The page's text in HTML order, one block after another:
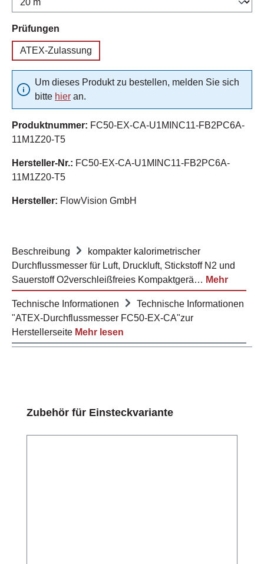
Prüfungen
ATEX-Zulassung
Um dieses Produkt zu bestellen, melden Sie sich
bitte hier an.
Produktnummer: FC50-EX-CA-U1MINC11-FB2PC6A-
11M1Z20-T5
Hersteller-Nr.: FC50-EX-CA-U1MINC11-FB2PC6A-
11M1Z20-T5
Hersteller: FlowVision GmbH
Beschreibung
kompakter kalorimetrischer
Durchflussmesser für Luft, Druckluft, Stickstoff N2 und
Sauerstoff O2verschleißfreies Kompaktgerä… Mehr
Technische Informationen
Technische Informationen
"ATEX-Durchflussmesser FC50-EX-CA"zur
Herstellerseite Mehr lesen
Produktgalerie überspringen
Zubehör für Einsteckvariante